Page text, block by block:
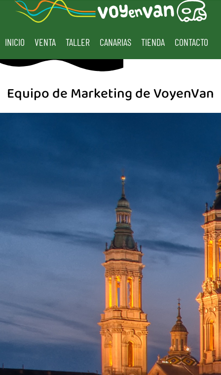
INICIO VENTA TALLER CANARIAS TIENDA CONTACTO
Equipo de Marketing de VoyenVan